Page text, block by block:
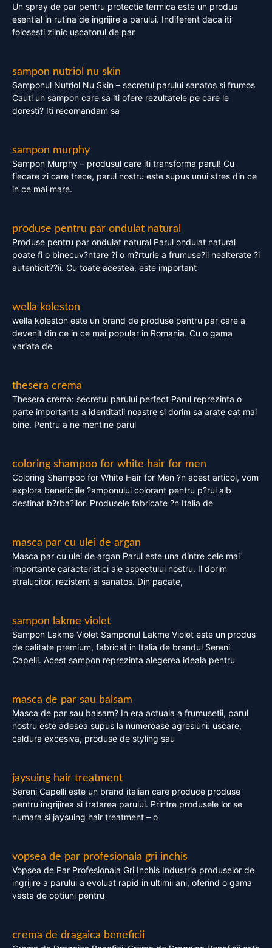
Un spray de par pentru protectie termica este un produs
esential in rutina de ingrijire a parului. Indiferent daca iti
folosesti zilnic uscatorul de par
sampon nutriol nu skin
Samponul Nutriol Nu Skin – secretul parului sanatos si frumos
Cauti un sampon care sa iti ofere rezultatele pe care le
doresti? Iti recomandam sa
sampon murphy
Sampon Murphy – produsul care iti transforma parul! Cu
fiecare zi care trece, parul nostru este supus unui stres din ce
in ce mai mare.
produse pentru par ondulat natural
Produse pentru par ondulat natural Parul ondulat natural
poate fi o binecuv?ntare ?i o m?rturie a frumuse?ii nealterate ?i
autenticit??ii. Cu toate acestea, este important
wella koleston
wella koleston este un brand de produse pentru par care a
devenit din ce in ce mai popular in Romania. Cu o gama
variata de
thesera crema
Thesera crema: secretul parului perfect Parul reprezinta o
parte importanta a identitatii noastre si dorim sa arate cat mai
bine. Pentru a ne mentine parul
coloring shampoo for white hair for men
Coloring Shampoo for White Hair for Men ?n acest articol, vom
explora beneficiile ?amponului colorant pentru p?rul alb
destinat b?rba?ilor. Produsele fabricate ?n Italia de
masca par cu ulei de argan
Masca par cu ulei de argan Parul este una dintre cele mai
importante caracteristici ale aspectului nostru. Il dorim
stralucitor, rezistent si sanatos. Din pacate,
sampon lakme violet
Sampon Lakme Violet Samponul Lakme Violet este un produs
de calitate premium, fabricat in Italia de brandul Sereni
Capelli. Acest sampon reprezinta alegerea ideala pentru
masca de par sau balsam
Masca de par sau balsam? In era actuala a frumusetii, parul
nostru este adesea supus la numeroase agresiuni: uscare,
caldura excesiva, produse de styling sau
jaysuing hair treatment
Sereni Capelli este un brand italian care produce produse
pentru ingrijirea si tratarea parului. Printre produsele lor se
numara si jaysuing hair treatment – o
vopsea de par profesionala gri inchis
Vopsea de Par Profesionala Gri Inchis Industria produselor de
ingrijire a parului a evoluat rapid in ultimii ani, oferind o gama
vasta de optiuni pentru
crema de dragaica beneficii